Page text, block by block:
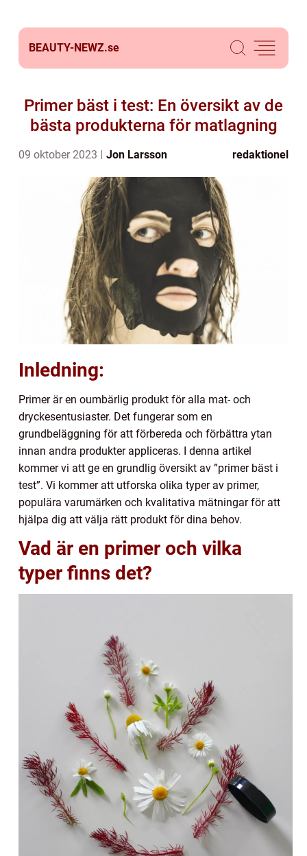
BEAUTY-NEWZ.se
Primer bäst i test: En översikt av de
bästa produkterna för matlagning
09 oktober 2023 Jon Larsson redaktionel
Inledning:
Primer är en oumbärlig produkt för alla mat- och
dryckesentusiaster. Det fungerar som en
grundbeläggning för att förbereda och förbättra ytan
innan andra produkter appliceras. I denna artikel
kommer vi att ge en grundlig översikt av ”primer bäst i
test”. Vi kommer att utforska olika typer av primer,
populära varumärken och kvalitativa mätningar för att
hjälpa dig att välja rätt produkt för dina behov.
Vad är en primer och vilka
typer finns det?